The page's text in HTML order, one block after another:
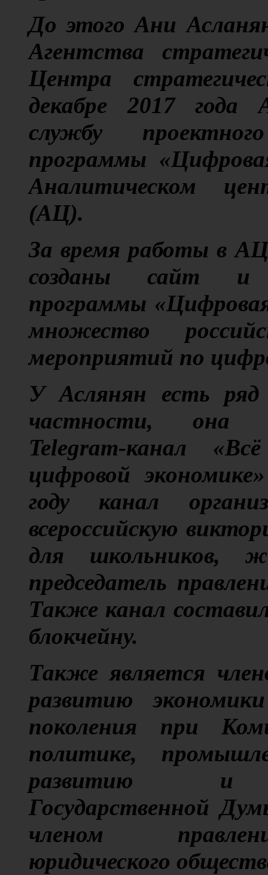
До этого Ани
Агентства
Центра
декабре 2017 года
службу
программы
Аналитическом
(АЦ).
За время работы в
созданы сайт и
программы
множество
мероприятий по
У Аслянян есть ряд
частности, она
Telegram-канал
цифровой
году канал
всероссийскую
для школьников,
председатель
Также канал
блокчейну.
Также является
развитию экономики
поколения при
политике,
развитию и
Государственной
членом
юридического